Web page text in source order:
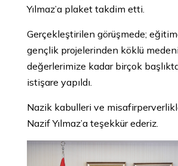
Yılmaz’a plaket takdim etti.
Gerçekleştirilen görüşmede;
gençlik projelerinden köklü
değerlerimize kadar birçok
istişare yapıldı.
Nazik kabulleri ve
Nazif Yılmaz’a teşekkür ederiz.